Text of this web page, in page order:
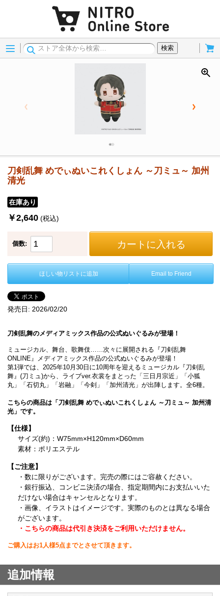
Menu
検索
刀剣乱舞 めでぃぬいこれくしょん ～刀ミュ～ 加州
清光
在庫あり
￥2,640 (税込)
個数: カートに入れる
ほしい物リストに追加 Email to Friend
発売日: 2026/02/20
刀剣乱舞のメディアミックス作品の公式ぬいぐるみが登場！
ミュージカル、舞台、歌舞伎……次々に展開される『刀剣乱舞
ONLINE』メディアミックス作品の公式ぬいぐるみが登場！
第1弾では、2025年10月30日に10周年を迎えるミュージカル『刀剣乱
舞』(刀ミュ)から、ライブver.衣裳をまとった「三日月宗近」「小狐
丸」「石切丸」「岩融」「今剣」「加州清光」が出陣します。全6種。
こちらの商品は「刀剣乱舞 めでぃぬいこれくしょん ～刀ミュ～ 加州清
光」です。
【仕様】
サイズ(約)：W75mm×H120mm×D60mm
素材：ポリエステル
【ご注意】
・数に限りがございます。完売の際にはご容赦ください。
・銀行振込、コンビニ決済の場合、指定期間内にお支払いいた
だけない場合はキャンセルとなります。
・画像、イラストはイメージです。実際のものとは異なる場合
がございます。
・こちらの商品は代引き決済をご利用いただけません。
ご購入はお1人様5点までとさせて頂きます。
追加情報